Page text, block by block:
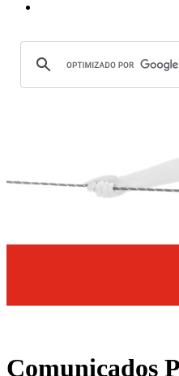
Comunicados